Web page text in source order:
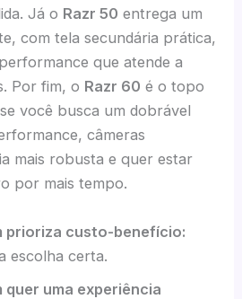
Já o Razr 50 entrega um
com tela secundária prática,
que atende a
Por fim, o Razr 60 é o topo
você busca um dobrável
câmeras
mais robusta e quer estar
por mais tempo.
prioriza custo-benefício:
escolha certa.
quer uma experiência